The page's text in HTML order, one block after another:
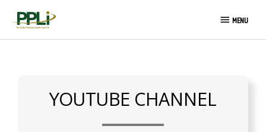
MENU
MENU
YOUTUBE CHANNEL